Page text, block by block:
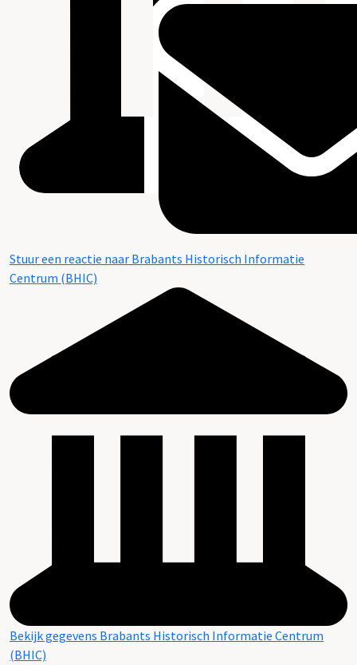
Stuur een reactie naar Brabants Historisch Informatie
Centrum (BHIC)
Bekijk gegevens Brabants Historisch Informatie Centrum
(BHIC)